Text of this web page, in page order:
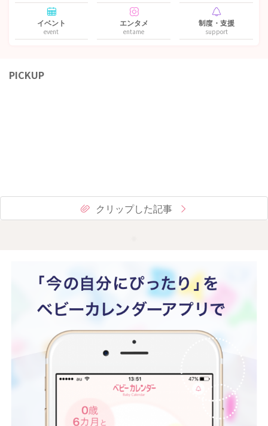
イベント
event
エンタメ
entame
制度・支援
support
PICKUP
クリップした記事